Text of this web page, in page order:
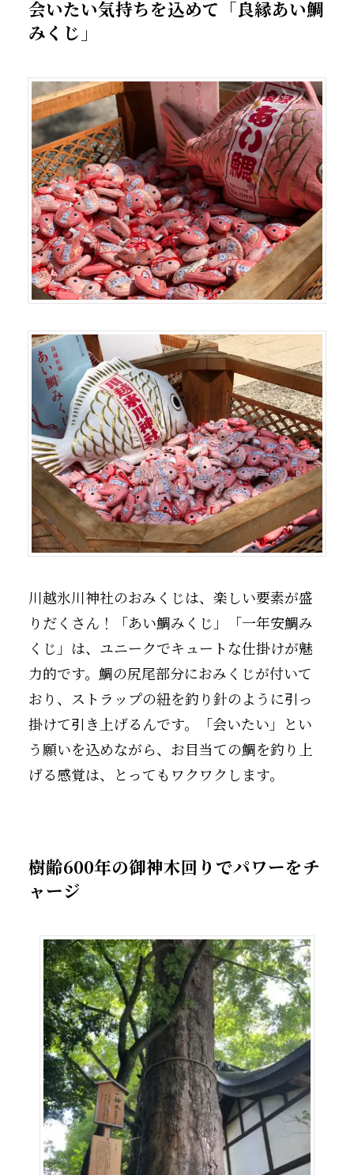
会いたい気持ちを込めて「良縁あい鯛
みくじ」
川越氷川神社のおみくじは、楽しい要素が盛
りだくさん！「あい鯛みくじ」「一年安鯛み
くじ」は、ユニークでキュートな仕掛けが魅
力的です。鯛の尻尾部分におみくじが付いて
おり、ストラップの紐を釣り針のように引っ
掛けて引き上げるんです。「会いたい」とい
う願いを込めながら、お目当ての鯛を釣り上
げる感覚は、とってもワクワクします。
樹齢600年の御神木回りでパワーをチ
ャージ